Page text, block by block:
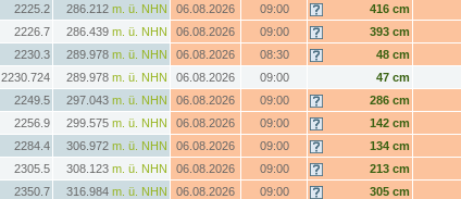
2225.2 286.212 m. ü. NHN 06.08.2026 09:00 416 cm
2226.7 286.439 m. ü. NHN 06.08.2026 09:00 393 cm
2230.3 289.978 m. ü. NHN 06.08.2026 08:30 48 cm
2230.724 289.978 m. ü. NHN 06.08.2026 09:00 47 cm
2249.5 297.043 m. ü. NHN 06.08.2026 09:00 286 cm
2256.9 299.575 m. ü. NHN 06.08.2026 09:00 142 cm
2284.4 306.972 m. ü. NHN 06.08.2026 09:00 134 cm
2305.5 308.123 m. ü. NHN 06.08.2026 09:00 213 cm
2350.7 316.984 m. ü. NHN 06.08.2026 09:00 305 cm